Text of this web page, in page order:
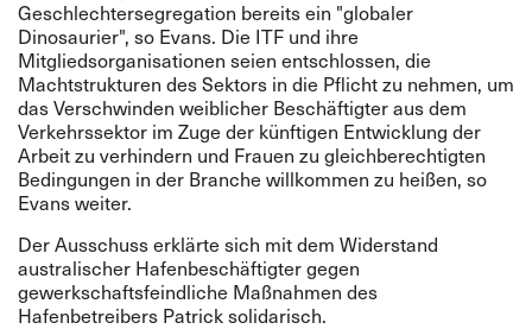
Geschlechtersegregation bereits ein "globaler
Dinosaurier", so Evans. Die ITF und ihre
Mitgliedsorganisationen seien entschlossen, die
Machtstrukturen des Sektors in die Pflicht zu nehmen, um
das Verschwinden weiblicher Beschäftigter aus dem
Verkehrssektor im Zuge der künftigen Entwicklung der
Arbeit zu verhindern und Frauen zu gleichberechtigten
Bedingungen in der Branche willkommen zu heißen, so
Evans weiter.
Der Ausschuss erklärte sich mit dem Widerstand
australischer Hafenbeschäftigter gegen
gewerkschaftsfeindliche Maßnahmen des
Hafenbetreibers Patricksolidarisch.